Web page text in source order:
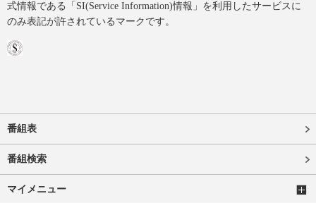
式情報である「SI(Service Information)情報」を利用したサービスに
のみ表記が許されているマークです。
番組表
番組検索
マイメニュー